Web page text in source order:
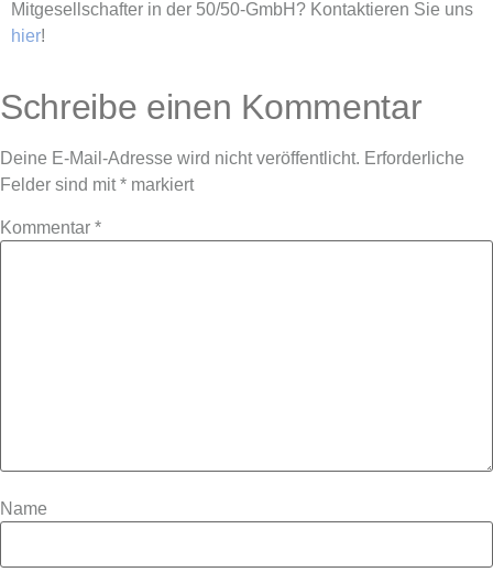
Mitgesellschafter in der 50/50-GmbH? Kontaktieren Sie uns
hier!
Schreibe einen Kommentar
Deine E-Mail-Adresse wird nicht veröffentlicht. Erforderliche
Felder sind mit* markiert
Kommentar *
Name